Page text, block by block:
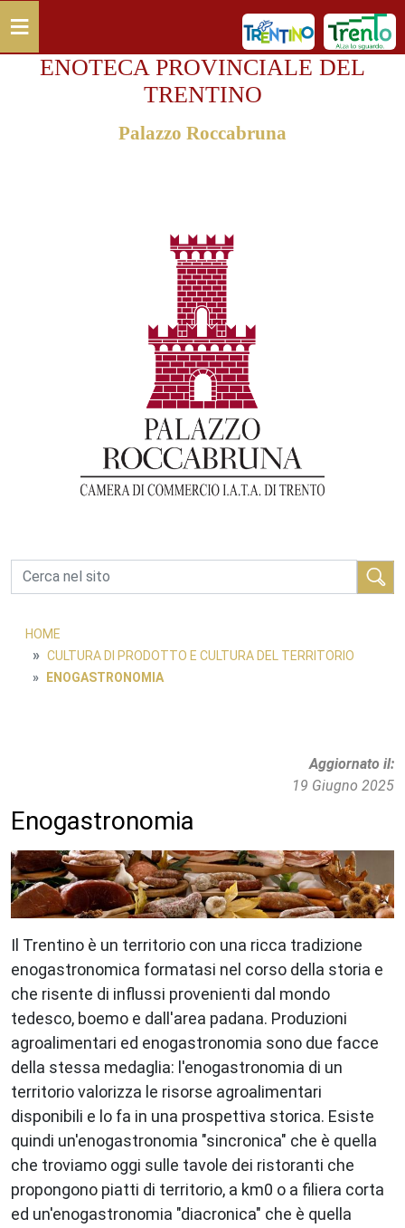
≡
ENOTECA PROVINCIALE DEL
TRENTINO
Palazzo Roccabruna
Cerca
HOME
CULTURA DI PRODOTTO E CULTURA DEL TERRITORIO
ENOGASTRONOMIA
Aggiornato il
19 Giugno 2025
Enogastronomia
Il Trentino è un territorio con una ricca tradizione
enogastronomica formatasi nel corso della storia e
che risente di influssi provenienti dal mondo
tedesco, boemo e dall'area padana. Produzioni
agroalimentari ed enogastronomia sono due facce
della stessa medaglia: l'enogastronomia di un
territorio valorizza le risorse agroalimentari
disponibili e lo fa in una prospettiva storica. Esiste
quindi un'enogastronomia "sincronica" che è quella
che troviamo oggi sulle tavole dei ristoranti che
propongono piatti di territorio, a km0 o a filiera corta
ed un'enogastronomia "diacronica" che è quella